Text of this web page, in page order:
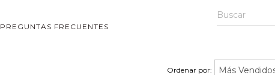
PREGUNTAS FRECUENTES
Ordenar por: